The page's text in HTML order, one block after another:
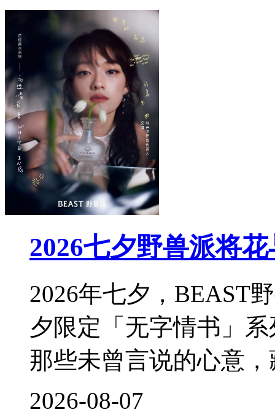
2026七夕野兽派将
2026年七夕，BEAST
夕限定「无字情书」
那些未曾言说的心意
2026-08-07